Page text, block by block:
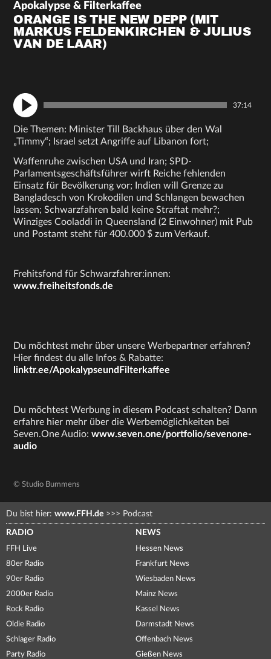
Apokalypse & Filterkaffee
ORANGE IS THE NEW DEPP (MIT
MARKUS FELDENKIRCHEN & JULIUS
VAN DE LAAR)
37:14
Die Themen: Minister Till Backhaus über den Wal
„Timmy“; Israel setzt Angriffe auf Libanon fort;
Waffenruhe zwischen USA und Iran; SPD-
Parlamentsgeschäftsführer wirft Reiche fehlenden
Einsatz für Bevölkerung vor; Indien will Grenze zu
Bangladesch von Krokodilen und Schlangen bewachen
lassen; Schwarzfahren bald keine Straftat mehr?;
Winziges Cooladdi in Queensland (2 Einwohner) mit Pub
und Postamt steht für 400.000 $ zum Verkauf.
Frehitsfond für Schwarzfahrer:innen:
www.freiheitsfonds.de
Du möchtest mehr über unsere Werbepartner erfahren?
Hier findest du alle Infos & Rabatte:
linktr.ee/ApokalypseundFilterkaffee
Du möchtest Werbung in diesem Podcast schalten? Dann
erfahre hier mehr über die Werbemöglichkeiten bei
Seven.One Audio:www.seven.one/portfolio/sevenone-
audio
© Studio Bummens
Du bist hier: www.FFH.de >>> Podcast
RADIO
FFH Live
80er Radio
90er Radio
2000er Radio
Rock Radio
Oldie Radio
Schlager Radio
Party Radio
NEWS
Hessen News
Frankfurt News
Wiesbaden News
Mainz News
Kassel News
Darmstadt News
Offenbach News
Gießen News